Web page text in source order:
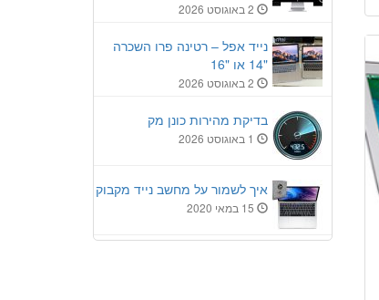
נייד אפל – רטינה פרו השכרה
"14 או "16
בדיקת מהירות כונן מק
איך לשמור על מחשב נייד מקבוק